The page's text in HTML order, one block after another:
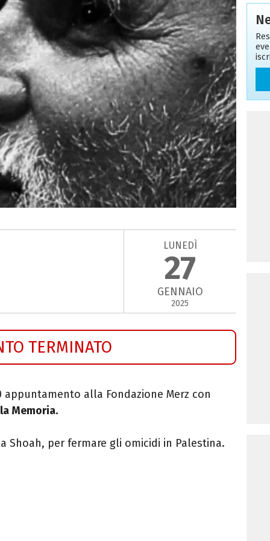
LUNEDÌ
27
GENNAIO
2025
TERMINATO
appuntamento alla Fondazione Merz con
Memoria.
Shoah, per fermare gli omicidi in Palestina.